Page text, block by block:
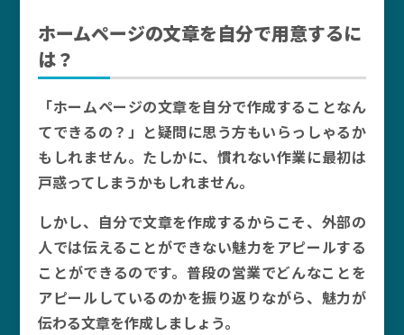
ホームページの文章を自分で用意するに
は？
「ホームページの文章を自分で作成することなん
てできるの？」と疑問に思う方もいらっしゃるか
もしれません。たしかに、慣れない作業に最初は
戸惑ってしまうかもしれません。
しかし、自分で文章を作成するからこそ、外部の
人では伝えることができない魅力をアピールする
ことができるのです。普段の営業でどんなことを
アピールしているのかを振り返りながら、魅力が
伝わる文章を作成しましょう。